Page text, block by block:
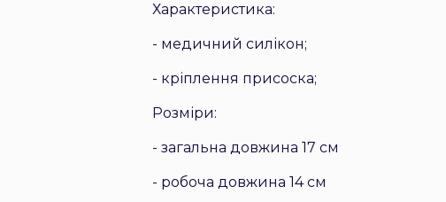
Характеристика:
- медичний силікон;
- кріплення присоска;
Розміри:
- загальна довжина 17 см
- робоча довжина 14 см